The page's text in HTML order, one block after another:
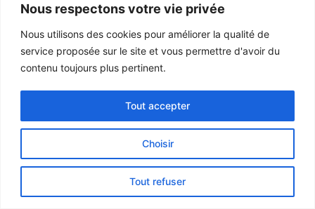
Nous respectons votre vie privée
Nous utilisons des cookies pour améliorer la qualité de
service proposée sur le site et vous permettre d'avoir du
contenu toujours plus pertinent.
Choisir
Tout refuser
Tout accepter
Nom *
E-mail*